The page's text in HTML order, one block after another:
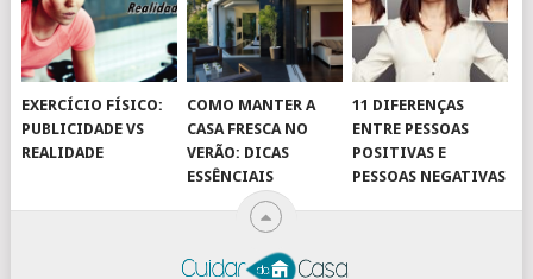
EXERCÍCIO FÍSICO:
PUBLICIDADE VS
REALIDADE
COMO MANTER A
CASA FRESCA NO
VERÃO: DICAS
ESSÊNCIAIS
11 DIFERENÇAS
ENTRE PESSOAS
POSITIVAS E
PESSOAS NEGATIVAS